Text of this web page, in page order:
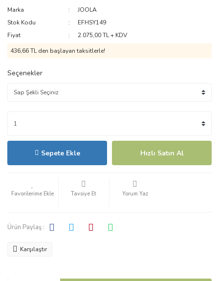
Marka
JOOLA
Stok Kodu
EFHSY149
Fiyat
2.075,00 TL + KDV
436,66 TL den başlayan taksitlerle!
Seçenekler
Sepete Ekle Hızlı Satın Al
Tavsiye Et Yorum Yaz
Ürün Paylaş :
Karşılaştır